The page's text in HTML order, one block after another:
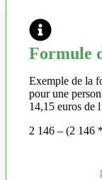
Formule
Exemple de la
pour une
14,15 euros de
2 146 – (2 146